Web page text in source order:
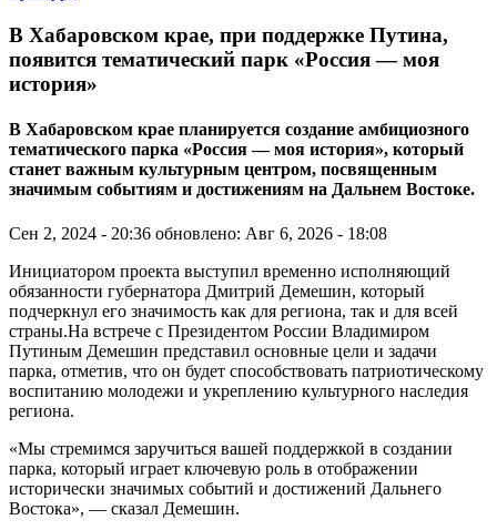
В Хабаровском крае, при поддержке Путина,
появится тематический парк «Россия — моя
история»
В Хабаровском крае планируется создание амбициозного
тематического парка «Россия — моя история», который
станет важным культурным центром, посвященным
значимым событиям и достижениям на Дальнем Востоке.
Сен 2, 2024 - 20:36 обновлено: Авг 6, 2026 - 18:08
Инициатором проекта выступил временно исполняющий
обязанности губернатора Дмитрий Демешин, который
подчеркнул его значимость как для региона, так и для всей
страны.На встрече с Президентом России Владимиром
Путиным Демешин представил основные цели и задачи
парка, отметив, что он будет способствовать патриотическому
воспитанию молодежи и укреплению культурного наследия
региона.
«Мы стремимся заручиться вашей поддержкой в создании
парка, который играет ключевую роль в отображении
исторически значимых событий и достижений Дальнего
Востока», — сказал Демешин.